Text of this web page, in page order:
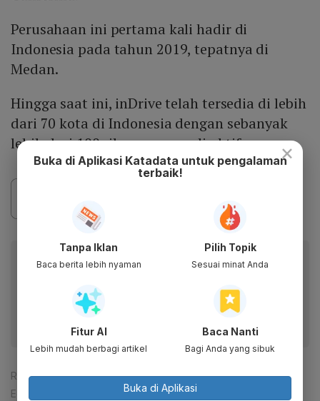
Perusahaan ini pertama kali hadir di
Indonesia pada tahun 2019, tepatnya di
Medan.
Hingga saat ini, inDrive telah tersedia di lebih
dari 70 kota di Indonesia dengan sebanyak
lebih dari 100 ribu pengemudi aktif.
Baca artikel ini lewat aplikasi mobile.
fitur menarik lainnya lewat aplikasi mobile Katadata.
Reporter: Lenny Septiani
Editor:
×
Buka di Aplikasi Katadata untuk pengalaman
terbaik!
Tanpa Iklan
Baca berita lebih nyaman
Pilih Topik
Sesuai minat Anda
Fitur AI
Lebih mudah berbagi artikel
Baca Nanti
Bagi Anda yang sibuk
Buka di Aplikasi